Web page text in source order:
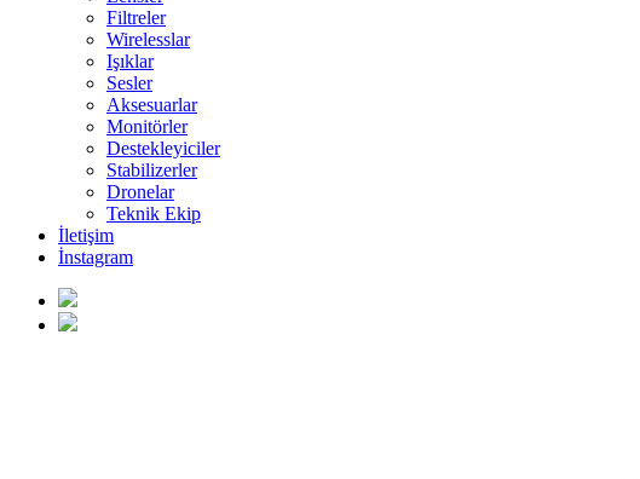
Filtreler
Wirelesslar
Işıklar
Sesler
Aksesuarlar
Monitörler
Destekleyiciler
Stabilizerler
Dronelar
Teknik Ekip
İletişim
İnstagram